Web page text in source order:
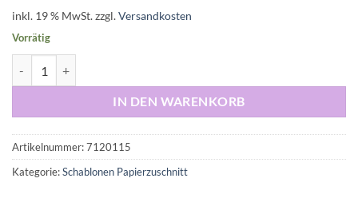
inkl. 19 % MwSt.zzgl.Versandkosten
Vorrätig
IN DEN WARENKORB
Artikelnummer:7120115
Kategorie:Schablonen Papierzuschnitt